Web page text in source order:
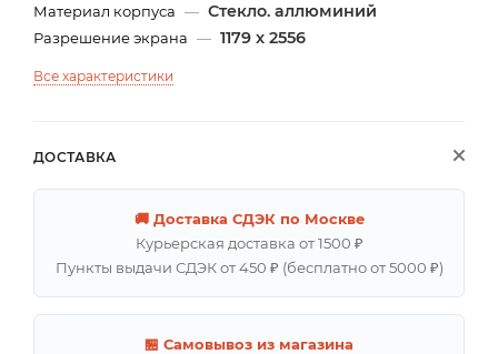
Материал корпуса — Стекло. аллюминий
Разрешение экрана — 1179 x 2556
Все характеристики
ДОСТАВКА
🚚 Доставка СДЭК по Москве
Курьерская доставка от 1500 ₽
Пункты выдачи СДЭК от 450 ₽ (бесплатно от 5000 ₽)
🏪 Самовывоз из магазина